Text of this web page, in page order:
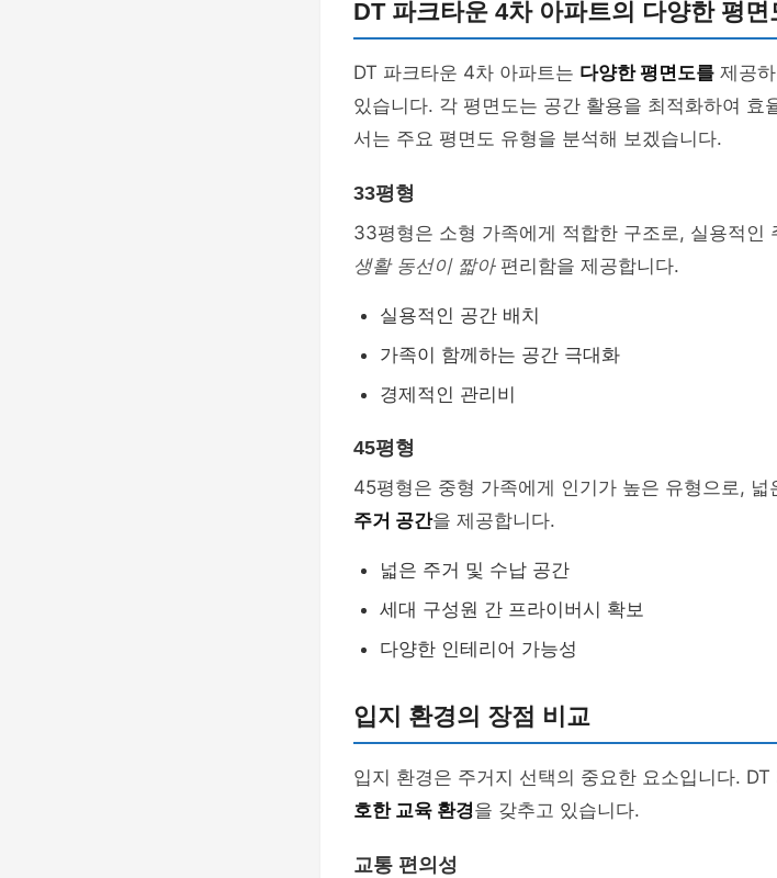
DT 파크타운 4차 아파트의 다양한 평면
DT 파크타운 4차 아파트는 다양한 평면도를 제공
있습니다. 각 평면도는 공간 활용을 최적화하여 효
서는 주요 평면도 유형을 분석해 보겠습니다.
33평형
33평형은 소형 가족에게 적합한 구조로, 실용적인
생활 동선이 짧아편리함을 제공합니다.
실용적인 공간 배치
가족이 함께하는 공간 극대화
경제적인 관리비
45평형
45평형은 중형 가족에게 인기가 높은 유형으로,
주거 공간을 제공합니다.
넓은 주거 및 수납 공간
세대 구성원 간 프라이버시 확보
다양한 인테리어 가능성
입지 환경의 장점 비교
입지 환경은 주거지 선택의 중요한 요소입니다.
호한 교육 환경을 갖추고 있습니다.
교통 편의성